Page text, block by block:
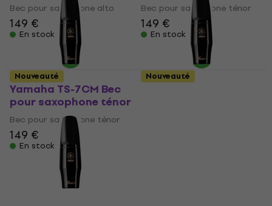
Bec pour saxophone alto
149 €
En stock
Bec pour saxophone ténor
149 €
En stock
Yamaha TS-7CM Bec
pour saxophone ténor
Bec pour saxophone ténor
149 €
En stock
Nouveauté Nouveauté